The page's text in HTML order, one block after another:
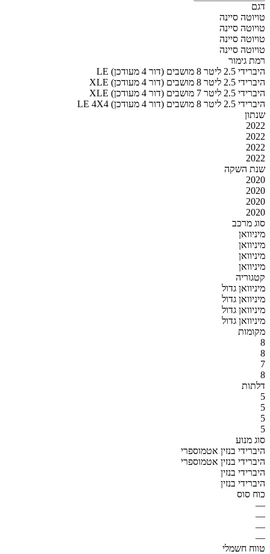
דגם
טויוטה סיינה
טויוטה סיינה
טויוטה סיינה
טויוטה סיינה
רמת גימור
LE היברידי 2.5 ליטר 8 מושבים (דור 4 מעודכן)
XLE היברידי 2.5 ליטר 8 מושבים (דור 4 מעודכן)
XLE היברידי 2.5 ליטר 7 מושבים (דור 4 מעודכן)
LE 4X4 היברידי 2.5 ליטר 8 מושבים (דור 4 מעודכן)
שנתון
2022
2022
2022
2022
שנת השקה
2020
2020
2020
2020
סוג מרכב
מיניוואן
מיניוואן
מיניוואן
מיניוואן
קטגוריה
מיניוואן גדול
מיניוואן גדול
מיניוואן גדול
מיניוואן גדול
מקומות
8
8
7
8
דלתות
5
5
5
5
סוג מנוע
היברידי בנזין אטמוספרי
היברידי בנזין אטמוספרי
היברידי בנזין
היברידי בנזין
כוח סוס
—
—
—
—
טווח חשמלי